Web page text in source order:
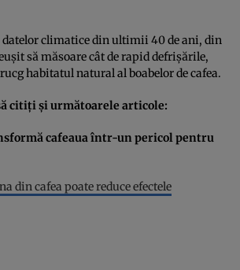
climatice din ultimii 40 de ani, din
să măsoare cât de rapid defrişările,
habitatul natural al boabelor de cafea.
citiţi şi următoarele articole:
cafeaua într-un pericol pentru
din cafea poate reduce efectele